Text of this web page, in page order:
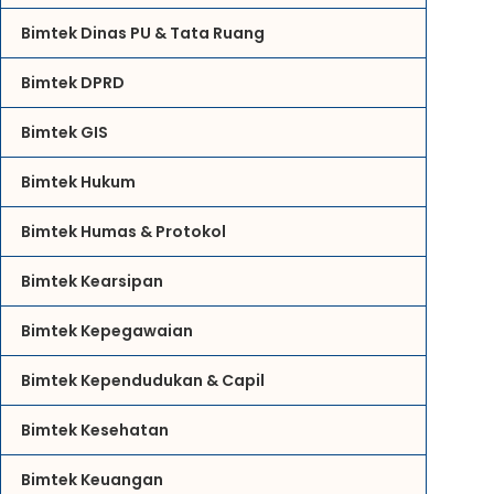
Bimtek Dinas PU & Tata Ruang
Bimtek DPRD
Bimtek GIS
Bimtek Hukum
Bimtek Humas & Protokol
Bimtek Kearsipan
Bimtek Kepegawaian
Bimtek Kependudukan & Capil
Bimtek Kesehatan
Bimtek Keuangan